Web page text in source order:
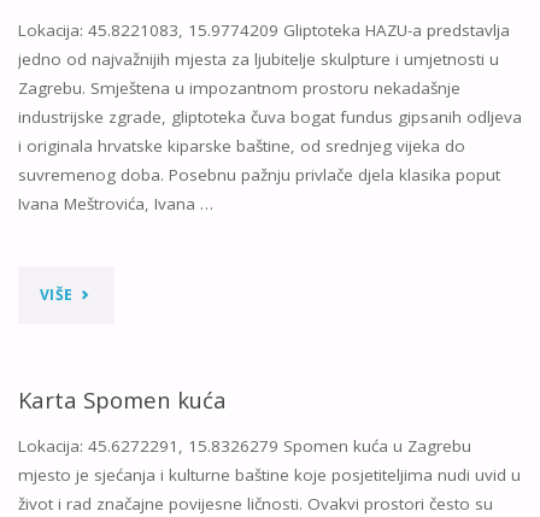
Lokacija: 45.8221083, 15.9774209 Gliptoteka HAZU-a predstavlja
jedno od najvažnijih mjesta za ljubitelje skulpture i umjetnosti u
Zagrebu. Smještena u impozantnom prostoru nekadašnje
industrijske zgrade, gliptoteka čuva bogat fundus gipsanih odljeva
i originala hrvatske kiparske baštine, od srednjeg vijeka do
suvremenog doba. Posebnu pažnju privlače djela klasika poput
Ivana Meštrovića, Ivana …
VIŠE "KARTA
HRVATSKE
AKADEMIJE
ZNANOSTI
Karta Spomen kuća
Lokacija: 45.6272291, 15.8326279 Spomen kuća u Zagrebu
mjesto je sjećanja i kulturne baštine koje posjetiteljima nudi uvid u
život i rad značajne povijesne ličnosti. Ovakvi prostori često su